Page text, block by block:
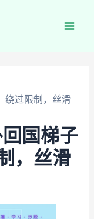
绕过限制，丝滑
国梯子
，丝滑